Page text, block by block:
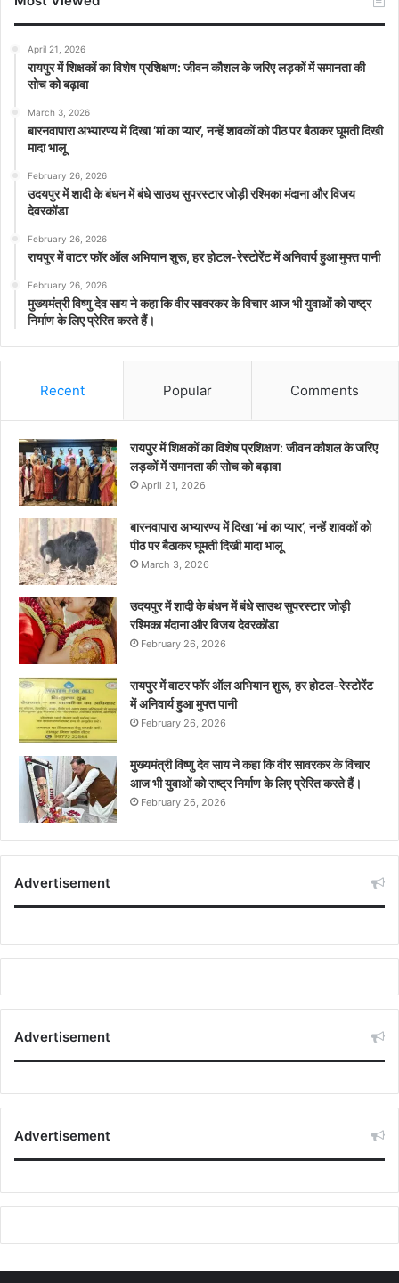
April 21, 2026
रायपुर में शिक्षकों का विशेष प्रशिक्षण: जीवन कौशल के जरिए लड़कों में समानता की
सोच को बढ़ावा
March 3, 2026
बारनवापारा अभ्यारण्य में दिखा ‘मां का प्यार’, नन्हें शावकों को पीठ पर बैठाकर घूमती दिखी
मादा भालू
February 26, 2026
उदयपुर में शादी के बंधन में बंधे साउथ सुपरस्टार जोड़ी रश्मिका मंदाना और विजय
देवरकोंडा
February 26, 2026
रायपुर में वाटर फॉर ऑल अभियान शुरू, हर होटल-रेस्टोरेंट में अनिवार्य हुआ मुफ्त पानी
February 26, 2026
मुख्यमंत्री विष्णु देव साय ने कहा कि वीर सावरकर के विचार आज भी युवाओं को राष्ट्र
निर्माण के लिए प्रेरित करते हैं।
Recent Popular Comments
रायपुर में शिक्षकों का विशेष प्रशिक्षण: जीवन कौशल के जरिए
लड़कों में समानता की सोच को बढ़ावा
April 21, 2026
बारनवापारा अभ्यारण्य में दिखा ‘मां का प्यार’, नन्हें शावकों को
पीठ पर बैठाकर घूमती दिखी मादा भालू
March 3, 2026
उदयपुर में शादी के बंधन में बंधे साउथ सुपरस्टार जोड़ी
रश्मिका मंदाना और विजय देवरकोंडा
February 26, 2026
रायपुर में वाटर फॉर ऑल अभियान शुरू, हर होटल-रेस्टोरेंट
में अनिवार्य हुआ मुफ्त पानी
February 26, 2026
मुख्यमंत्री विष्णु देव साय ने कहा कि वीर सावरकर के विचार
आज भी युवाओं को राष्ट्र निर्माण के लिए प्रेरित करते हैं।
February 26, 2026
Advertisement
Advertisement
Advertisement